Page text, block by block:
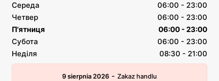
Середа
06:00 - 23:00
Четвер
06:00 - 23:00
П'ятниця
06:00 - 23:00
Субота
06:00 - 23:00
Неділя
08:30 - 21:00
9 sierpnia 2026 - Zakaz handlu